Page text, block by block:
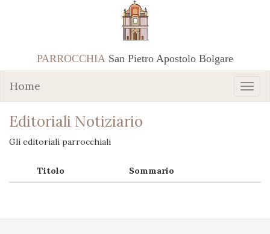
PARROCCHIA San Pietro Apostolo Bolgare
Home
Editoriali Notiziario
Gli editoriali parrocchiali
Titolo Sommario